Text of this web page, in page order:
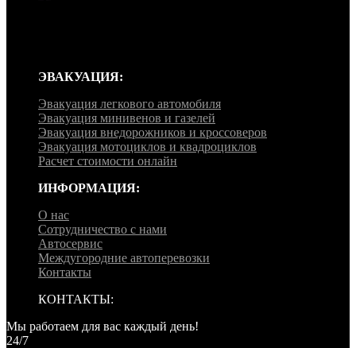
ЭВАКУАЦИЯ:
Эвакуация легкового автомобиля
Эвакуация минивенов и газелей
Эвакуация внедорожников и кроссоверов
Эвакуация мотоциклов и квадроциклов
Расчет стоимости онлайн
ИНФОРМАЦИЯ:
О нас
Сотрудничество с нами
Автосервис
Междугородние автоперевозки
Контакты
КОНТАКТЫ:
Мы работаем для вас каждый день!
24/7